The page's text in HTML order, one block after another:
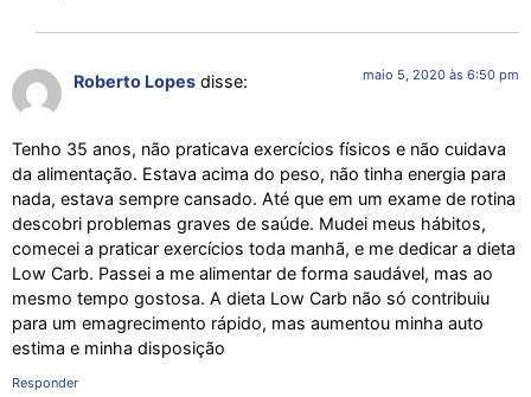
Roberto Lopes disse: maio 5, 2020 às 6:50 pm
Tenho 35 anos, não praticava exercícios físicos e não cuidava
da alimentação. Estava acima do peso, não tinha energia para
nada, estava sempre cansado. Até que em um exame de rotina
descobri problemas graves de saúde. Mudei meus hábitos,
comecei a praticar exercícios toda manhã, e me dedicar a dieta
Low Carb. Passei a me alimentar de forma saudável, mas ao
mesmo tempo gostosa. A dieta Low Carb não só contribuiu
para um emagrecimento rápido, mas aumentou minha auto
estima e minha disposição
Responder